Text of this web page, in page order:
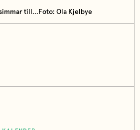
till...Foto: Ola Kjelbye